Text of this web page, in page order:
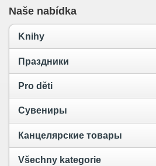
Naše nabídka
Knihy
Праздники
Pro děti
Сувениры
Канцелярские товары
Všechny kategorie